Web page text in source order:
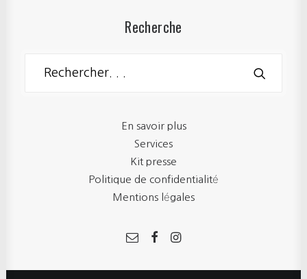
Recherche
En savoir plus
Services
Kit presse
Politique de confidentialité
Mentions légales